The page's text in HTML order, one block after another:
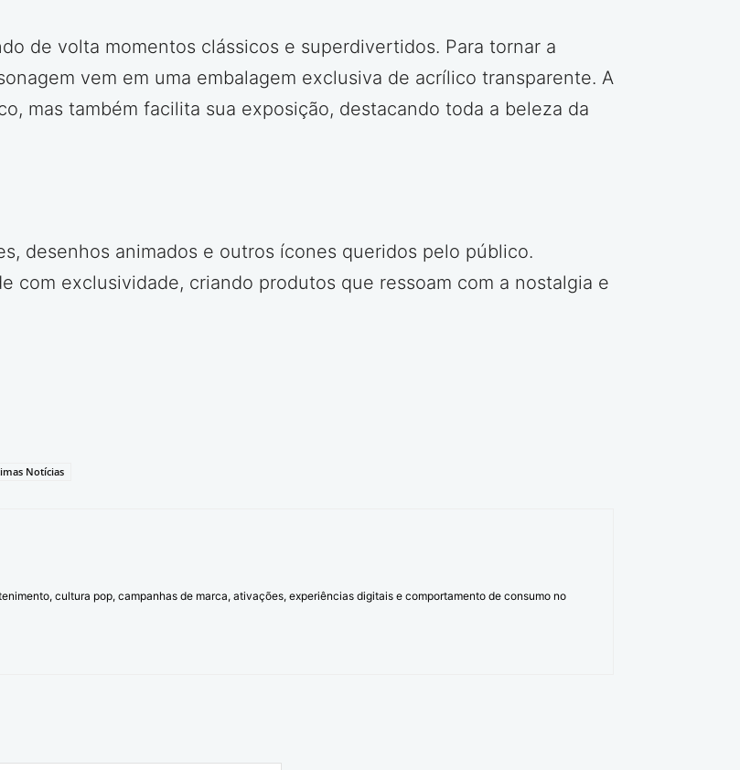
de volta momentos clássicos e superdivertidos. Para tornar a
vem em uma embalagem exclusiva de acrílico transparente. A
mas também facilita sua exposição, destacando toda a beleza da
desenhos animados e outros ícones queridos pelo público.
com exclusividade, criando produtos que ressoam com a nostalgia e
Notícias
cultura pop, campanhas de marca, ativações, experiências digitais e comportamento de consumo no